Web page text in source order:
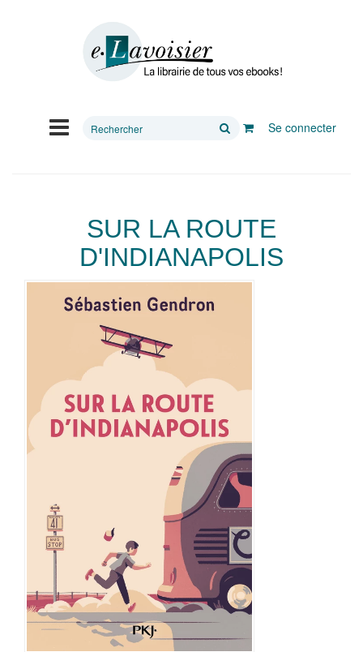
Rechercher
Se connecter
SUR LA ROUTE
D'INDIANAPOLIS